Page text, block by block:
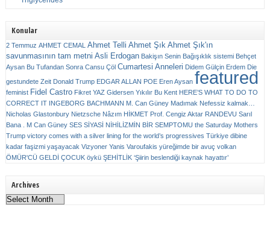
Konular
2 Temmuz AHMET CEMAL Ahmet Telli Ahmet Şık Ahmet Şık'ın
savunmasının tam metni Asli Erdogan Bakişın Senin Bağışıklık sistemi Behçet
Aysan Bu Tufandan Sonra Cansu Çöl Cumartesi Anneleri Didem Gülçin Erdem Die
gestundete Zeit Donald Trump EDGAR ALLAN POE Eren Aysan featured
feminist Fidel Castro Fikret YAZ Gidersen Yıkılır Bu Kent HERE’S WHAT TO DO TO
CORRECT IT INGEBORG BACHMANN M. Can Güney Madımak Nefessiz kalmak…
Nicholas Glastonbury Nietzsche Nâzım HİKMET Prof. Cengiz Aktar RANDEVU Sarıl
Bana . M Can Güney SES SİYASİ NİHİLİZMİN BİR SEMPTOMU the Saturday Mothers
Trump victory comes with a silver lining for the world’s progressives Türkiye dibine
kadar faşizmi yaşayacak Vizyoner Yanis Varoufakis yüreğimde bir avuç volkan
ÖMÜR'CÜ GELDİ ÇOCUK öykü ŞEHİTLİK ‘Şiirin beslendiği kaynak hayattır’
Archives
Archives